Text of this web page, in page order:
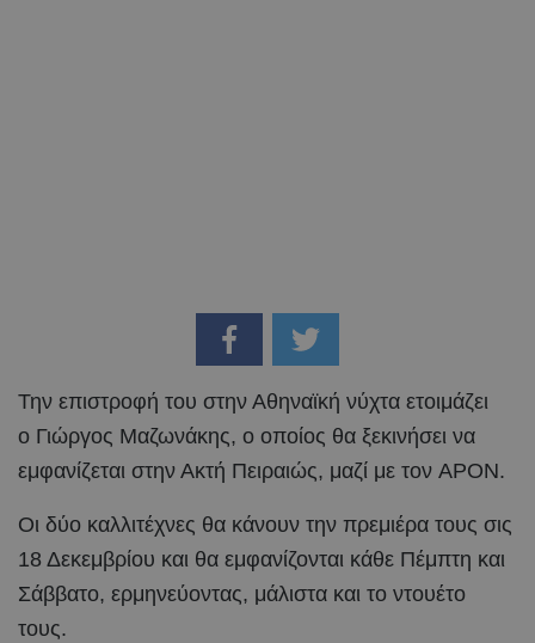
Την επιστροφή του στην Αθηναϊκή νύχτα ετοιμάζει
ο Γιώργος Μαζωνάκης, ο οποίος θα ξεκινήσει να
εμφανίζεται στην Ακτή Πειραιώς, μαζί με τον APON.
Οι δύο καλλιτέχνες θα κάνουν την πρεμιέρα τους σις
18 Δεκεμβρίου και θα εμφανίζονται κάθε Πέμπτη και
Σάββατο, ερμηνεύοντας, μάλιστα και το ντουέτο
τους.